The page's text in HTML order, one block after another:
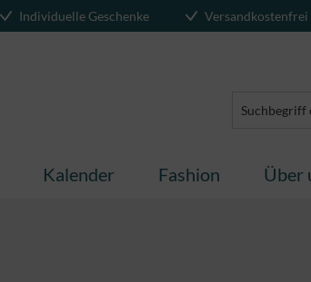
Individuelle Geschenke
Kalender Fashion Über